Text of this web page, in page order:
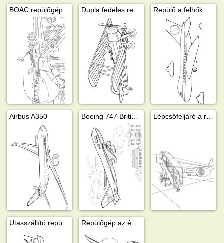
BOAC repülőgép
Airbus A350